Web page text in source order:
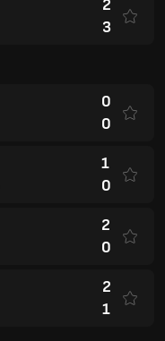
2
3
0
0
1
0
2
0
2
1